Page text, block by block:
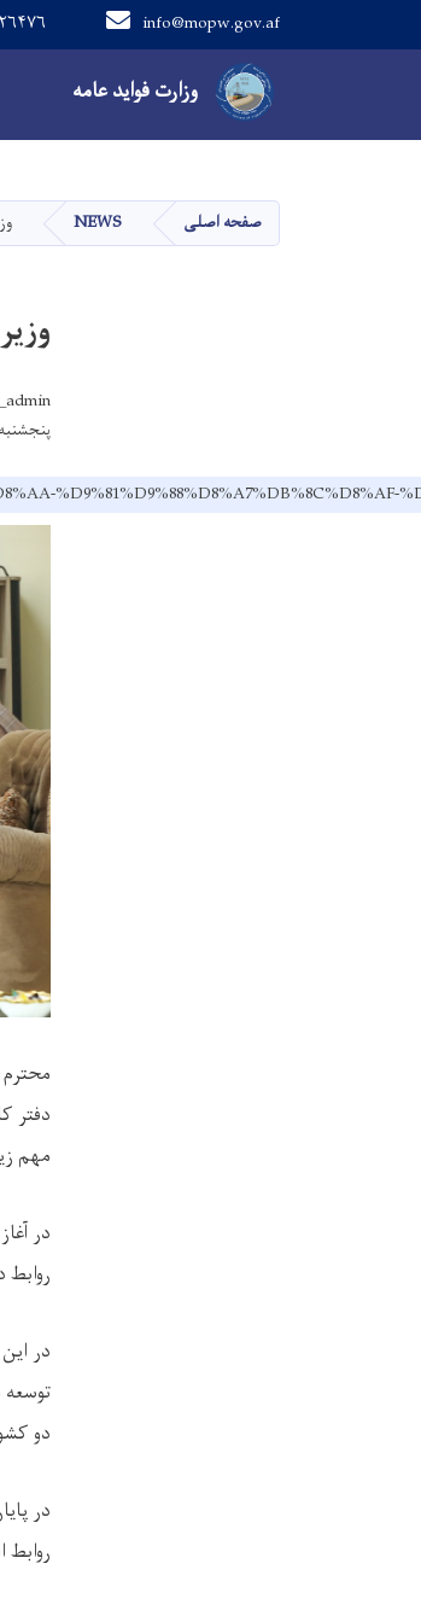
وزارت فواید عامه
info@mopw.gov.af
Main navigation
صفحه اصلی NEWS
پنجشنبه ۱۴۰۵/۴/۱۸ - ۸:۴۰
دفتر
مهم
در
دو
در